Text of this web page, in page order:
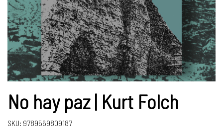
No hay paz | Kurt Folch
SKU: 9789569809187